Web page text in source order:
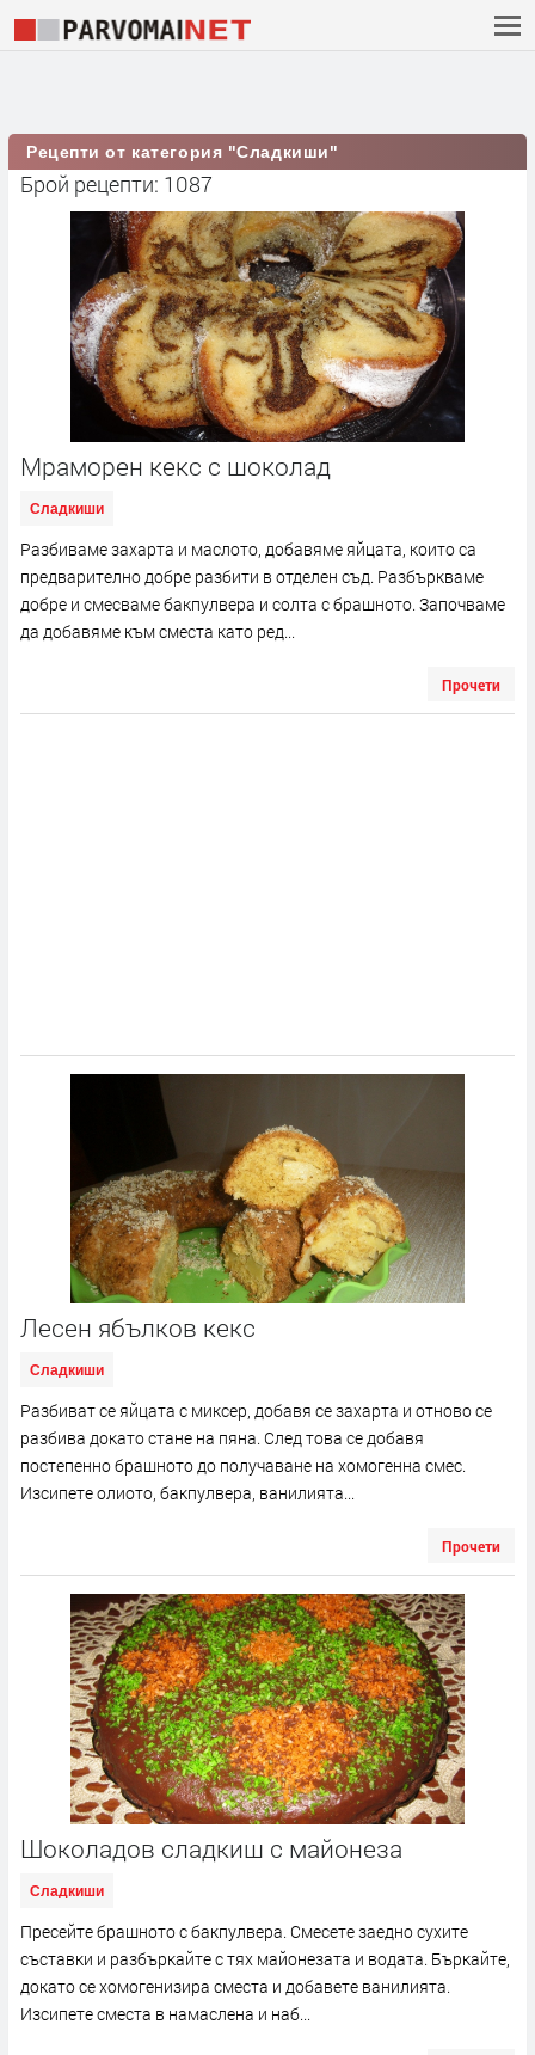
Рецепти от категория "Сладкиши"
Брой рецепти: 1087
Мраморен кекс с шоколад
Сладкиши
Разбиваме захарта и маслото, добавяме яйцата, които са
предварително добре разбити в отделен съд. Разбъркваме
добре и смесваме бакпулвера и солта с брашното. Започваме
да добавяме към сместа като ред...
Прочети
Лесен ябълков кекс
Сладкиши
Разбиват се яйцата с миксер, добавя се захарта и отново се
разбива докато стане на пяна. След това се добавя
постепенно брашното до получаване на хомогенна смес.
Изсипете олиото, бакпулвера, ванилията...
Прочети
Шоколадов сладкиш с майонеза
Сладкиши
Пресейте брашното с бакпулвера. Смесете заедно сухите
съставки и разбъркайте с тях майонезата и водата. Бъркайте,
докато се хомогенизира сместа и добавете ванилията.
Изсипете сместа в намаслена и наб...